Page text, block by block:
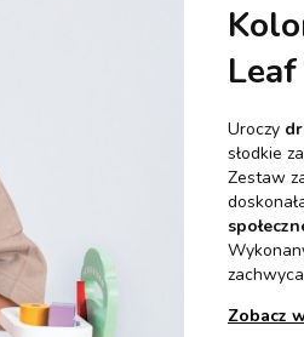
Uroczy
słodkie
Zestaw
Zobacz